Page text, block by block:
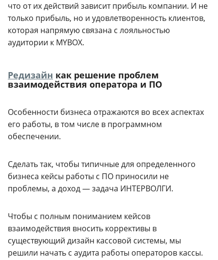
что от их действий зависит прибыль компании. И не
только прибыль, но и удовлетворенность клиентов,
которая напрямую связана с лояльностью
аудитории к MYBOX.
Редизайн как решение проблем
взаимодействия оператора и ПО
Особенности бизнеса отражаются во всех аспектах
его работы, в том числе в программном
обеспечении.
Сделать так, чтобы типичные для определенного
бизнеса кейсы работы с ПО приносили не
проблемы, а доход — задача ИНТЕРВОЛГИ.
Чтобы с полным пониманием кейсов
взаимодействия вносить коррективы в
существующий дизайн кассовой системы, мы
решили начать с аудита работы операторов кассы.